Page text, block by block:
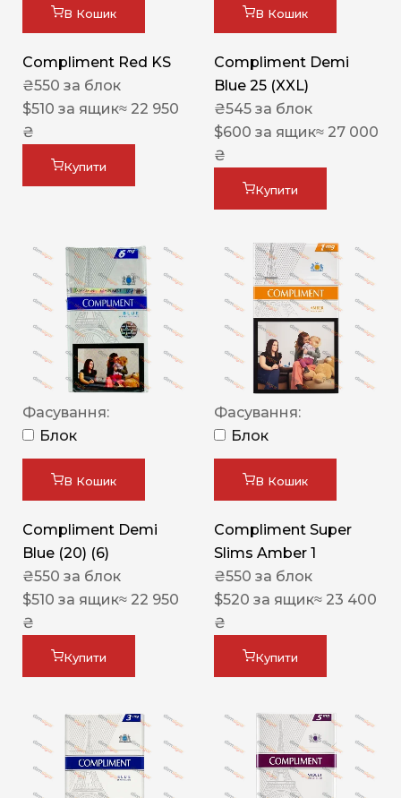
В Кошик
Compliment Red KS
₴550 за блок
$510 за ящик≈ 22 950
₴
Купити
В Кошик
Compliment Demi
Blue 25 (XXL)
₴545 за блок
$600 за ящик≈ 27 000
₴
Купити
Фасування:
Блок
В Кошик
Compliment Demi
Blue (20) (6)
₴550 за блок
$510 за ящик≈ 22 950
₴
Купити
Фасування:
Блок
В Кошик
Compliment Super
Slims Amber 1
₴550 за блок
$520 за ящик≈ 23 400
₴
Купити